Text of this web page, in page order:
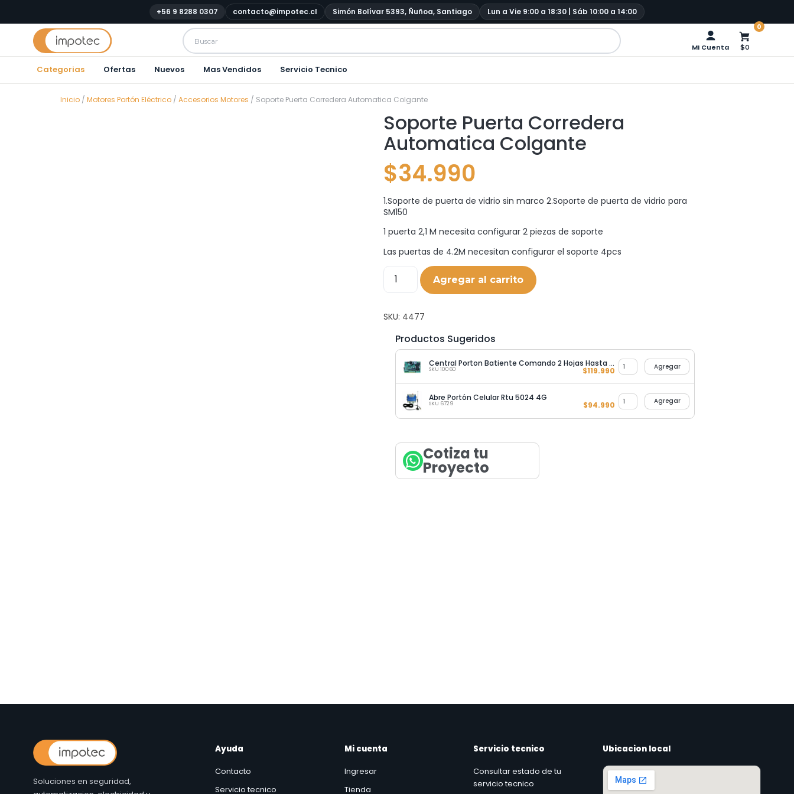
+56 9 8288 0307 contacto@impotec.cl Simón Bolívar 5393, Ñuñoa, Santiago Lun a Vie 9:00 a 18:30 | Sáb 10:00 a 14:00
Mi Cuenta
0
$0
Categorias Ofertas Nuevos Mas Vendidos Servicio Tecnico
Inicio / Motores Portón Eléctrico / Accesorios Motores / Soporte Puerta Corredera Automatica Colgante
Soporte Puerta Corredera
Automatica Colgante
$34.990
1.Soporte de puerta de vidrio sin marco 2.Soporte de puerta de vidrio para
SM150
1 puerta 2,1 M necesita configurar 2 piezas de soporte
Las puertas de 4.2M necesitan configurar el soporte 4pcs
Agregar al carrito
SKU: 4477
Productos Sugeridos
Central Porton Batiente Comando 2 Hojas Hasta 120 Controles
SKU 10060 $119.990 Agregar
Abre Portón Celular Rtu 5024 4G
SKU 6729 $94.990 Agregar
Cotiza tu
Proyecto
Soluciones en seguridad,
Ayuda
Contacto
Servicio tecnico
Mi cuenta
Ingresar
Tienda
Servicio tecnico
Consultar estado de tu
servicio tecnico
Ubicacion local